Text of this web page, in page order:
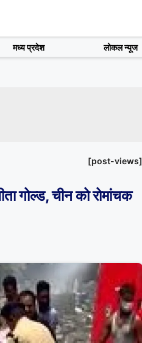
मध्य प्रदेश लोकल न्यूज
[post-views]
गोल्ड, चीन को रोमांचक